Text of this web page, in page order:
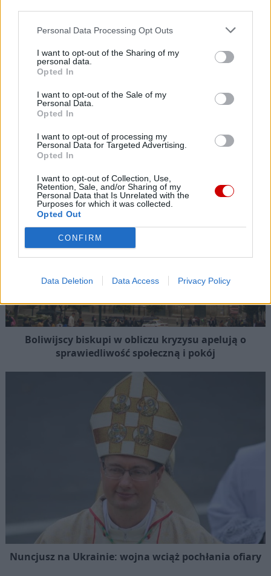
Personal Data Processing Opt Outs
I want to opt-out of the Sharing of my
personal data.
Opted In
I want to opt-out of the Sale of my
Personal Data.
Opted In
I want to opt-out of processing my
Personal Data for Targeted Advertising.
Opted In
I want to opt-out of Collection, Use,
Retention, Sale, and/or Sharing of my
Personal Data that Is Unrelated with the
Purposes for which it was collected.
Opted Out
CONFIRM
Data Deletion Data Access Privacy Policy
Co czeka papieża Leona XIV w Ameryce Południowej?
Boliwijscy biskupi w obliczu kryzysu apelują o
sprawiedliwość społeczną i pokój
Nuncjusz na Ukrainie: wojna wciąż pochłania ofiary